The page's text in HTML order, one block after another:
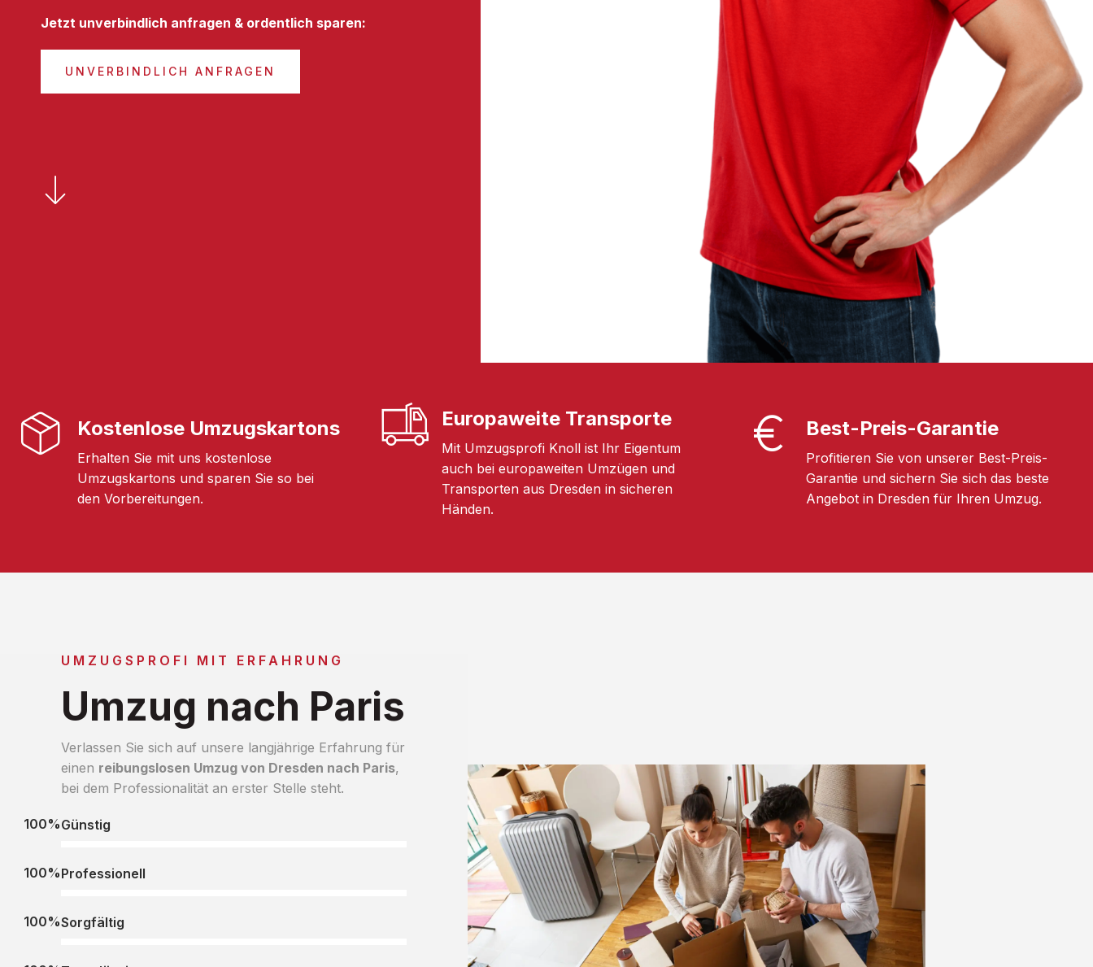
Jetzt unverbindlich anfragen & ordentlich sparen:
UNVERBINDLICH ANFRAGEN
Kostenlose Umzugskartons
Erhalten Sie mit uns kostenlose
Umzugskartons und sparen Sie so bei
den Vorbereitungen.
Europaweite Transporte
Mit Umzugsprofi Knoll ist Ihr Eigentum
auch bei europaweiten Umzügen und
Transporten aus Dresden in sicheren
Händen.
Best-Preis-Garantie
Profitieren Sie von unserer Best-Preis-
Garantie und sichern Sie sich das beste
Angebot in Dresden für Ihren Umzug.
UMZUGSPROFI MIT ERFAHRUNG
Umzug nach Paris
Verlassen Sie sich auf unsere langjährige Erfahrung für
einen reibungslosen Umzug von Dresden nach Paris,
bei dem Professionalität an erster Stelle steht.
Günstig
100%
Professionell
100%
Sorgfältig
100%